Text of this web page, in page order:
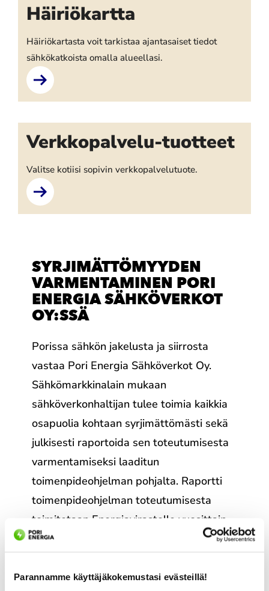
Parannamme käyttäjäkokemustasi evästeillä!
Häiriökartta
Häiriökartasta voit tarkistaa ajantasaiset tiedot
sähkökatkoista omalla alueellasi.
Verkkopalvelu-tuotteet
Valitse kotiisi sopivin verkkopalvelutuote.
SYRJIMÄTTÖMYYDEN
VARMENTAMINEN PORI
ENERGIA SÄHKÖVERKOT
OY:SSÄ
Porissa sähkön jakelusta ja siirrosta
vastaa Pori Energia Sähköverkot Oy.
Sähkömarkkinalain mukaan
sähköverkonhaltijan tulee toimia kaikkia
osapuolia kohtaan syrjimättömästi sekä
julkisesti raportoida sen toteutumisesta
varmentamiseksi laaditun
toimenpideohjelman pohjalta. Raportti
toimenpideohjelman toteutumisesta
toimitetaan Energiavirastolle vuosittain
toukokuun loppuun mennessä.